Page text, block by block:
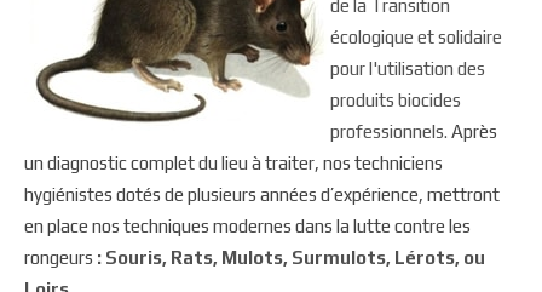
de la Transition
écologique et solidaire
pour l'utilisation des
produits biocides
professionnels. Après
un diagnostic complet du lieu à traiter, nos techniciens
hygiénistes dotés de plusieurs années d’expérience, mettront
en place nos techniques modernes dans la lutte contre les
rongeurs : Souris, Rats, Mulots, Surmulots, Lérots, ou